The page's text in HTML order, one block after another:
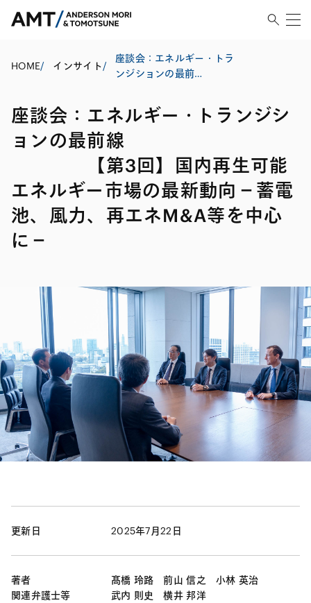
HOME/ インサイト/
座談会：エネルギー・トラ
ンジションの最前
【第3回】国内再生可能エネ
ルギー市場の最新動向－蓄
電池、風力、再エネM&A等
を中心に－
座談会：エネルギー・トランジシ
ョンの最前線
【第3回】国内再生可能
エネルギー市場の最新動向－蓄電
池、風力、再エネM&A等を中心
に－
更新日 2025年7月22日
著者
関連弁護士等
髙橋 玲路 前山 信之
小林 英治
武内 則史
横井 邦洋